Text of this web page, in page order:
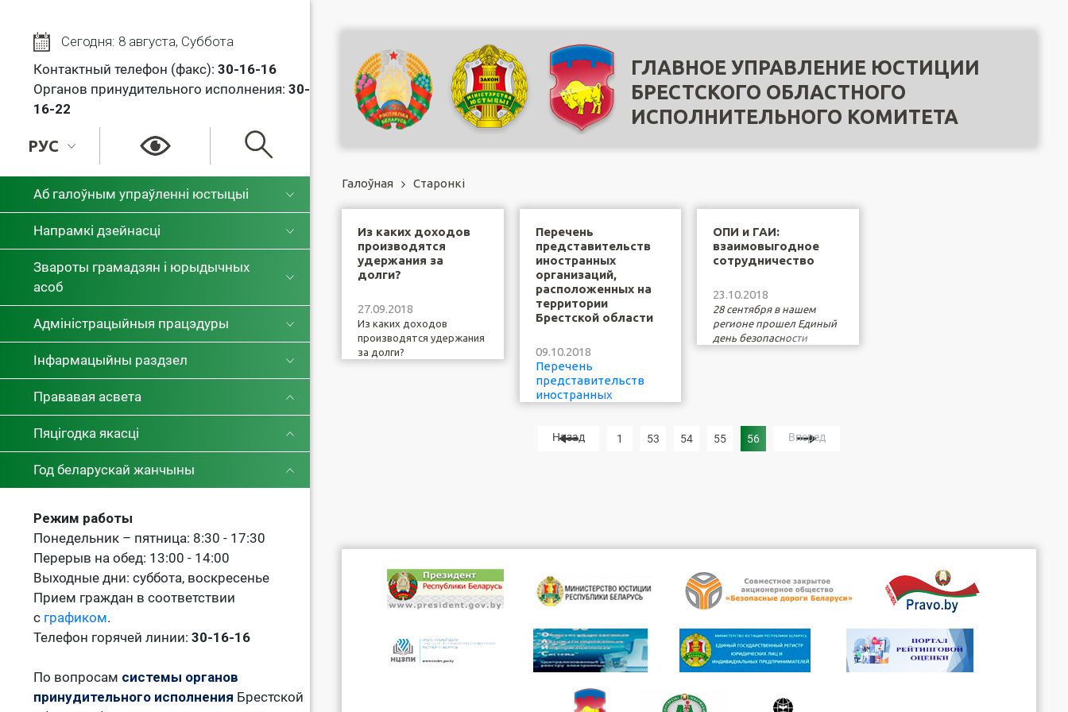
Сегодня: 8 августа, Суббота
Контактный телефон (факс): 30-16-16
Органов принудительного исполнения: 30-
16-22
РУС
Аб галоўным упраўленні юстыцыі
Напрамкі дзейнасці
Звароты грамадзян і юрыдычных
асоб
Адміністрацыйныя працэдуры
Інфармацыйны раздзел
Прававая асвета
Пяцігодка якасці
Год беларускай жанчыны
Режим работы
Понедельник – пятница: 8:30 - 17:30
Перерыв на обед: 13:00 - 14:00
Выходные дни: суббота, воскресенье
Прием граждан в соответствии
с графиком.
Телефон горячей линии: 30-16-16
По вопросам системы органов
принудительного исполнения Брестской
ГЛАВНОЕ УПРАВЛЕНИЕ ЮСТИЦИИ
БРЕСТСКОГО ОБЛАСТНОГО
ИСПОЛНИТЕЛЬНОГО КОМИТЕТА
Галоўная Старонкi
Из каких доходов
производятся
удержания за
долги?
27.09.2018
Из каких доходов
производятся удержания
за долги?
Перечень
представительств
иностранных
организаций,
расположенных на
территории
Брестской области
09.10.2018
Перечень
представительств
иностранных
организаций,
территории
ОПИ и ГАИ:
взаимовыгодное
сотрудничество
23.10.2018
28 сентября в нашем
регионе прошел Единый
день безопасности
Назад 1 53 54 55 56 Вперед